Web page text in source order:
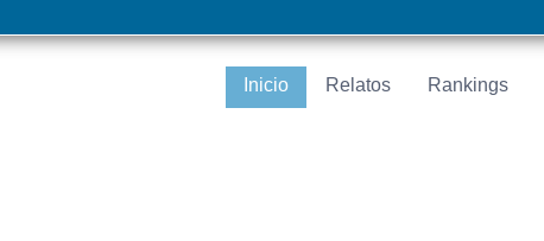
Inicio Relatos Rankings